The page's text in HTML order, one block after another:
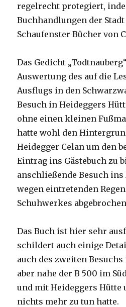
regelrecht protegiert,
Buchhandlungen der
Schaufenster Bücher von
Das Gedicht
Auswertung des auf die
Ausflugs in den
Besuch in Heideggers
ohne einen kleinen
hatte wohl den
Heidegger Celan um den
Eintrag ins Gästebuch zu
anschließende Besuch
wegen eintretenden
Schuhwerkes
Das Buch ist hier sehr
schildert auch einige
auch des zweiten
aber nahe der B 500 im
und mit Heideggers Hütte
nichts mehr zu tun hatte.